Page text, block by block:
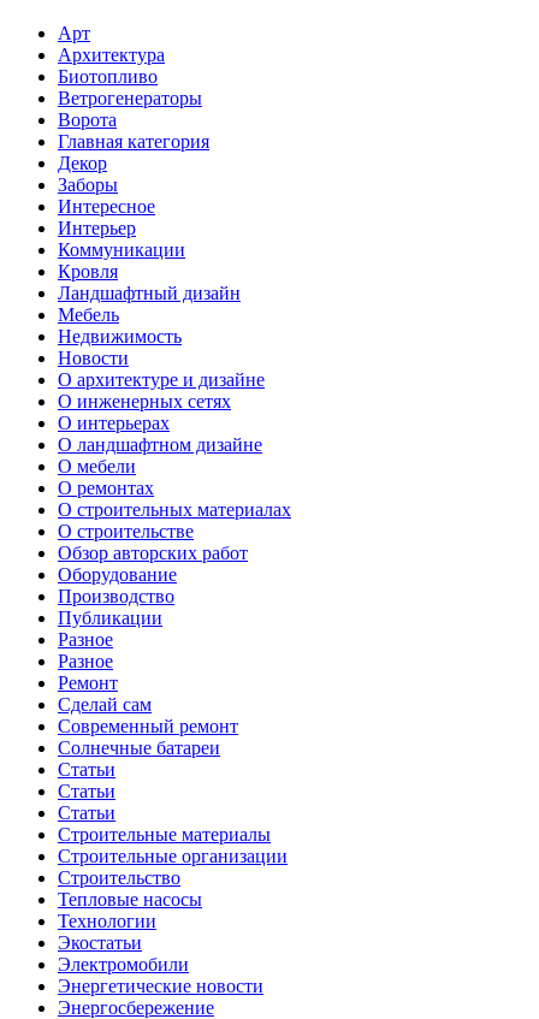
Арт
Архитектура
Биотопливо
Ветрогенераторы
Ворота
Главная категория
Декор
Заборы
Интересное
Интерьер
Коммуникации
Кровля
Ландшафтный дизайн
Мебель
Недвижимость
Новости
О архитектуре и дизайне
О инженерных сетях
О интерьерах
О ландшафтном дизайне
О мебели
О ремонтах
О строительных материалах
О строительстве
Обзор авторских работ
Оборудование
Производство
Публикации
Разное
Разное
Ремонт
Сделай сам
Современный ремонт
Солнечные батареи
Статьи
Статьи
Статьи
Строительные материалы
Строительные организации
Строительство
Тепловые насосы
Технологии
Экостатьи
Электромобили
Энергетические новости
Энергосбережение